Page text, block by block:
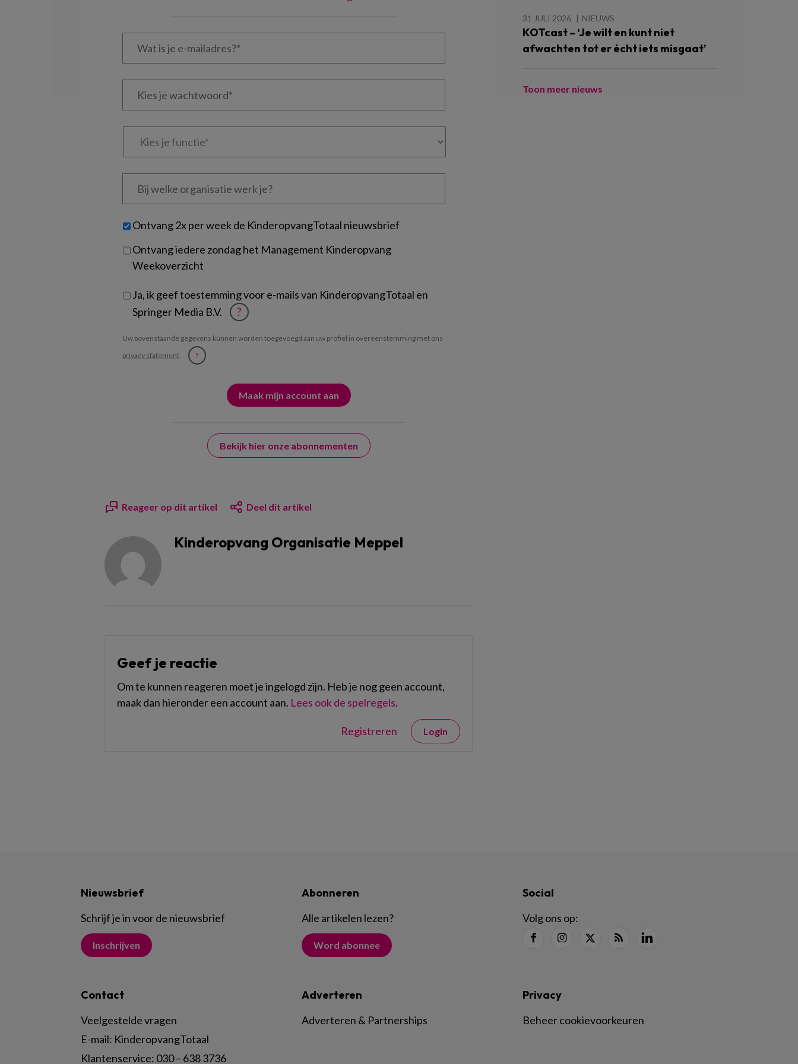
Wat
Kies
Kies
Bij
welke
je?
Untitled
Ontvang 2x per week de KinderopvangTotaal nieuwsbrief
Ontvang iedere zondag het Management Kinderopvang
Weekoverzicht
Ja, ik geef toestemming voor e-mails van KinderopvangTotaal en
Springer Media B.V.
?
Uw bovenstaande gegevens kunnen worden toegevoegd aan uw profiel in overeenstemming met ons
privacy statement. ?
Bekijk hier onze abonnementen
Reageer op dit artikel Deel dit artikel
Kinderopvang Organisatie Meppel
Geef je reactie
Om te kunnen reageren moet je ingelogd zijn. Heb je nog geen account,
maak dan hieronder een account aan. Lees ook de spelregels.
Registreren Login
31 JULI 2026 NIEUWS
KOTcast – ‘Je wilt en kunt niet
afwachten tot er écht iets misgaat’
Toon meer nieuws
Nieuwsbrief
Schrijf je in voor de nieuwsbrief
Inschrijven
Abonneren
Alle artikelen lezen?
Word abonnee
Social
Volg ons op:
Contact
Veelgestelde vragen
E-mail: KinderopvangTotaal
Klantenservice: 030 – 638 3736
Adverteren
Adverteren & Partnerships
Privacy
Beheer cookievoorkeuren